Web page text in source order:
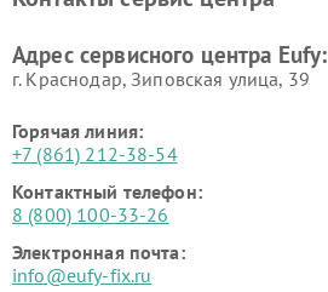
Адрес сервисного центра Eufy:
г. Краснодар, Зиповская улица, 39
Горячая линия:
+7 (861) 212-38-54
Контактный телефон:
8 (800) 100-33-26
Электронная почта:
info@eufy-fix.ru